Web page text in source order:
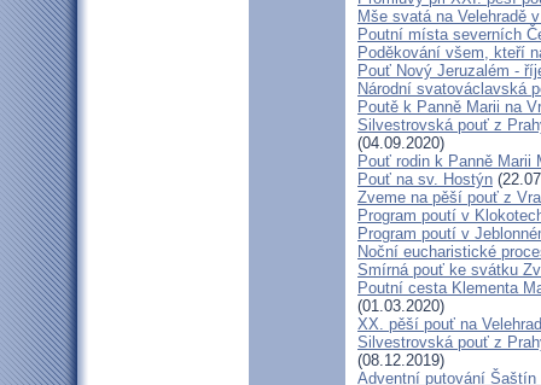
Mše svatá na Velehradě
Poutní místa severních
Poděkování všem, kteří
Pouť Nový Jeruzalém -
Národní svatováclavská
Poutě k Panně Marii na
Silvestrovská pouť z
(04.09.2020)
Pouť rodin k Panně Marii
Pouť na sv. Hostýn
Zveme na pěší pouť z
Program poutí v
Program poutí v
Noční eucharistické
Smírná pouť ke svátku
Poutní cesta Klementa
(01.03.2020)
XX. pěší pouť na
Silvestrovská pouť z
(08.12.2019)
Adventní putování Šaštín